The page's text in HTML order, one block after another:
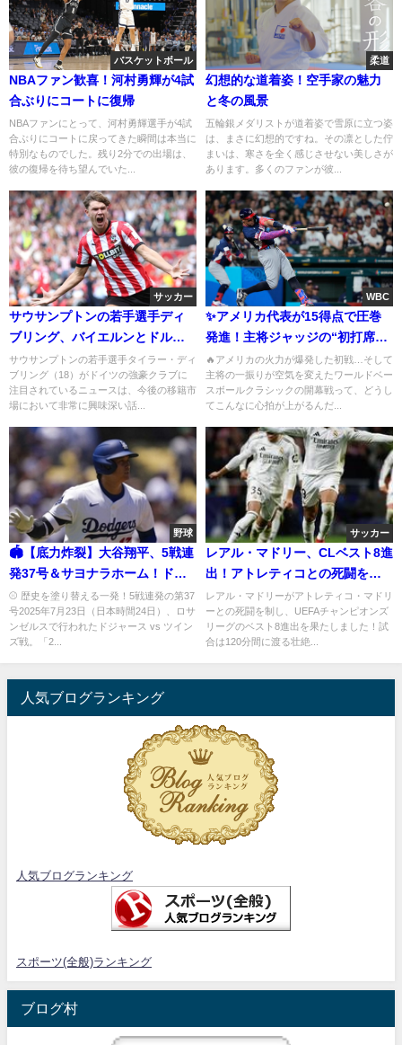
バスケットボール
NBAファン歓喜！河村勇輝が4試
合ぶりにコートに復帰
NBAファンにとって、河村勇輝選手が4試
合ぶりにコートに戻ってきた瞬間は本当に
特別なものでした。残り2分での出場は、
彼の復帰を待ち望んでいた...
柔道
幻想的な道着姿！空手家の魅力
と冬の風景
五輪銀メダリストが道着姿で雪原に立つ姿
は、まさに幻想的ですね。その凛とした佇
まいは、寒さを全く感じさせない美しさが
あります。多くのファンが彼...
サッカー
サウサンプトンの若手選手ディ
ブリング、バイエルンとドルト
ムントの注目株に
サウサンプトンの若手選手タイラー・ディ
ブリング（18）がドイツの強豪クラブに
注目されているニュースは、今後の移籍市
場において非常に興味深い話...
WBC
✨アメリカ代表が15得点で圧巻
発進！主将ジャッジの“初打席2
ラン”に胸が震えた夜
🔥アメリカの火力が爆発した初戦…そして
主将の一振りが空気を変えたワールドベー
スボールクラシックの開幕戦って、どうし
てこんなに心拍が上がるんだ...
野球
🏟️【底力炸裂】大谷翔平、5戦連
発37号＆サヨナラホーム！ドジ
ャース劇的勝利に沸くロサンゼ
ルス
⚾ 歴史を塗り替える一発！5戦連発の第37
号2025年7月23日（日本時間24日）、ロサ
ンゼルスで行われたドジャース vs ツイン
ズ戦。「2...
サッカー
レアル・マドリー、CLベスト8進
出！アトレティコとの死闘を制
す
レアル・マドリーがアトレティコ・マドリ
ーとの死闘を制し、UEFAチャンピオンズ
リーグのベスト8進出を果たしました！試
合は120分間に渡る壮絶...
人気ブログランキング
人気ブログランキング
スポーツ(全般)ランキング
ブログ村